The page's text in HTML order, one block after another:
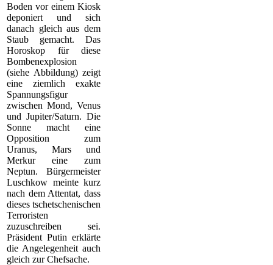
Boden vor einem Kiosk
deponiert und sich
danach gleich aus dem
Staub gemacht. Das
Horoskop für diese
Bombenexplosion
(siehe Abbildung) zeigt
eine ziemlich exakte
Spannungsfigur
zwischen Mond, Venus
und Jupiter/Saturn. Die
Sonne macht eine
Opposition zum
Uranus, Mars und
Merkur eine zum
Neptun. Bürgermeister
Luschkow meinte kurz
nach dem Attentat, dass
dieses tschetschenischen
Terroristen
zuzuschreiben sei.
Präsident Putin erklärte
die Angelegenheit auch
gleich zur Chefsache.